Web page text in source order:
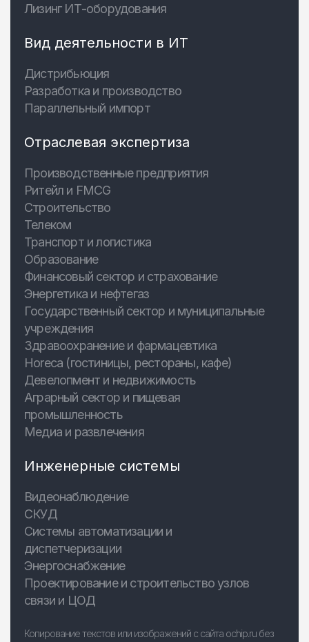
Лизинг ИТ-оборудования
Вид деятельности в ИТ
Дистрибьюция
Разработка и производство
Параллельный импорт
Отраслевая экспертиза
Производственные предприятия
Ритейл и FMCG
Строительство
Телеком
Транспорт и логистика
Образование
Финансовый сектор и страхование
Энергетика и нефтегаз
Государственный сектор и муниципальные
учреждения
Здравоохранение и фармацевтика
Horeca (гостиницы, рестораны, кафе)
Девелопмент и недвижимость
Аграрный сектор и пищевая
промышленность
Медиа и развлечения
Инженерные системы
Видеонаблюдение
СКУД
Системы автоматизации и
диспетчеризации
Энергоснабжение
Проектирование и строительство узлов
связи и ЦОД
Копирование текстов или изображений с сайта ochip.ru без